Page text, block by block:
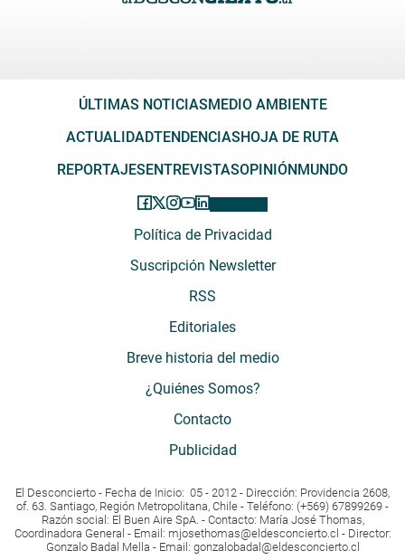
ÚLTIMAS NOTICIASMEDIO AMBIENTE
ACTUALIDADTENDENCIASHOJA DE RUTA
REPORTAJESENTREVISTASOPINIÓNMUNDO
Política de Privacidad
Suscripción Newsletter
RSS
Editoriales
Breve historia del medio
¿Quiénes Somos?
Contacto
Publicidad
El Desconcierto - Fecha de Inicio: 05 - 2012 - Dirección: Providencia 2608,
of. 63. Santiago, Región Metropolitana, Chile - Teléfono: (+569) 67899269 -
Razón social: El Buen Aire SpA. - Contacto: María José Thomas,
Coordinadora General - Email: mjosethomas@eldesconcierto.cl - Director:
Gonzalo Badal Mella - Email: gonzalobadal@eldesconcierto.cl